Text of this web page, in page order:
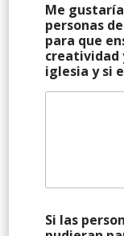
Me
personas
para que
creatividad
iglesia y si
Si las